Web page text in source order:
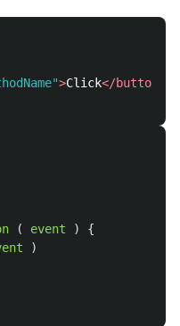
>Click</button>
( event )
{
)